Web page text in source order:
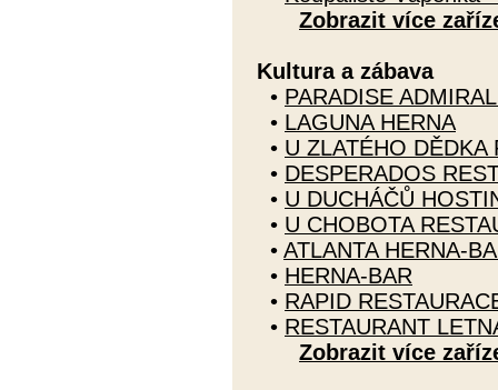
Zobrazit více
Kultura a zábava
• PARADISE
• LAGUNA HERNA
• U ZLATÉHO DĚDKA
• DESPERADOS
• U DUCHÁČŮ
• U CHOBOTA
• ATLANTA HERNA-
• HERNA-BAR
• RAPID
• RESTAURANT
Zobrazit více